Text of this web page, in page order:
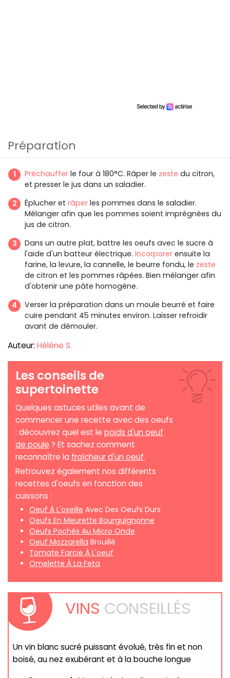
Préparation
Préchauffer le four à 180°C. Râper le zeste du citron,
et presser le jus dans un saladier.
Éplucher et râper les pommes dans le saladier.
Mélanger afin que les pommes soient imprégnées du
jus de citron.
Dans un autre plat, battre les oeufs avec le sucre à
l'aide d'un batteur électrique. Incorporer ensuite la
farine, la levure, la cannelle, le beurre fondu, le zeste
de citron et les pommes râpées. Bien mélanger afin
d'obtenir une pâte homogène.
Verser la préparation dans un moule beurré et faire
cuire pendant 45 minutes environ. Laisser refroidir
avant de démouler.
Auteur: Hélène S.
Les conseils de
supertoinette
Quelques astuces utiles avant de
commencer une recette avec des oeufs
: découvrez quel est le poids d'un oeuf
de poule ? Et sachez comment
reconnaître la fraîcheur d'un oeuf.
Retrouvez également nos différents
recettes d'oeufs en fonction des
cuissons :
Oeuf À L'oseille Avec Des Oeufs Durs
Oeufs En Meurette Bourguignonne
Oeufs Pochés Au Micro Onde
Oeuf Mozzarella Brouillé
Tomate Farcie À L'oeuf
Omelette À La Feta
VINS CONSEILLÉS
Un vin blanc sucré puissant évolué, très fin et non
boisé, au nez exubérant et à la bouche longue